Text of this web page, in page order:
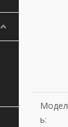
Модел
ь: